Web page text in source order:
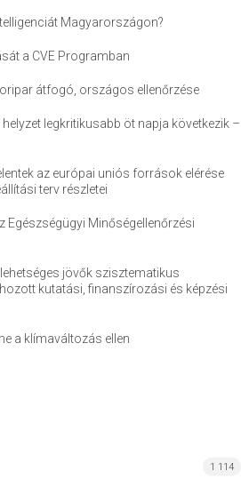
Magyarországon?
a CVE Programban
átfogó, országos ellenőrzése
legkritikusabb öt napja következik –
az európai uniós források elérése
terv részletei
Egészségügyi Minőségellenőrzési
jövők szisztematikus
kutatási, finanszírozási és képzési
a klímaváltozás ellen
1 114